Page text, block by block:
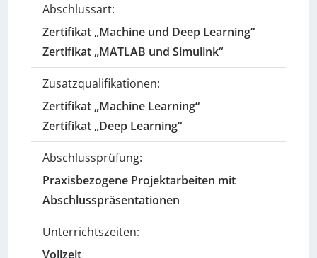
Abschlussart:
Zertifikat „Machine und Deep Learning“
Zertifikat „MATLAB und Simulink“
Zusatzqualifikationen:
Zertifikat „Machine Learning“
Zertifikat „Deep Learning“
Abschlussprüfung:
Praxisbezogene Projektarbeiten mit
Abschlusspräsentationen
Unterrichtszeiten:
Vollzeit